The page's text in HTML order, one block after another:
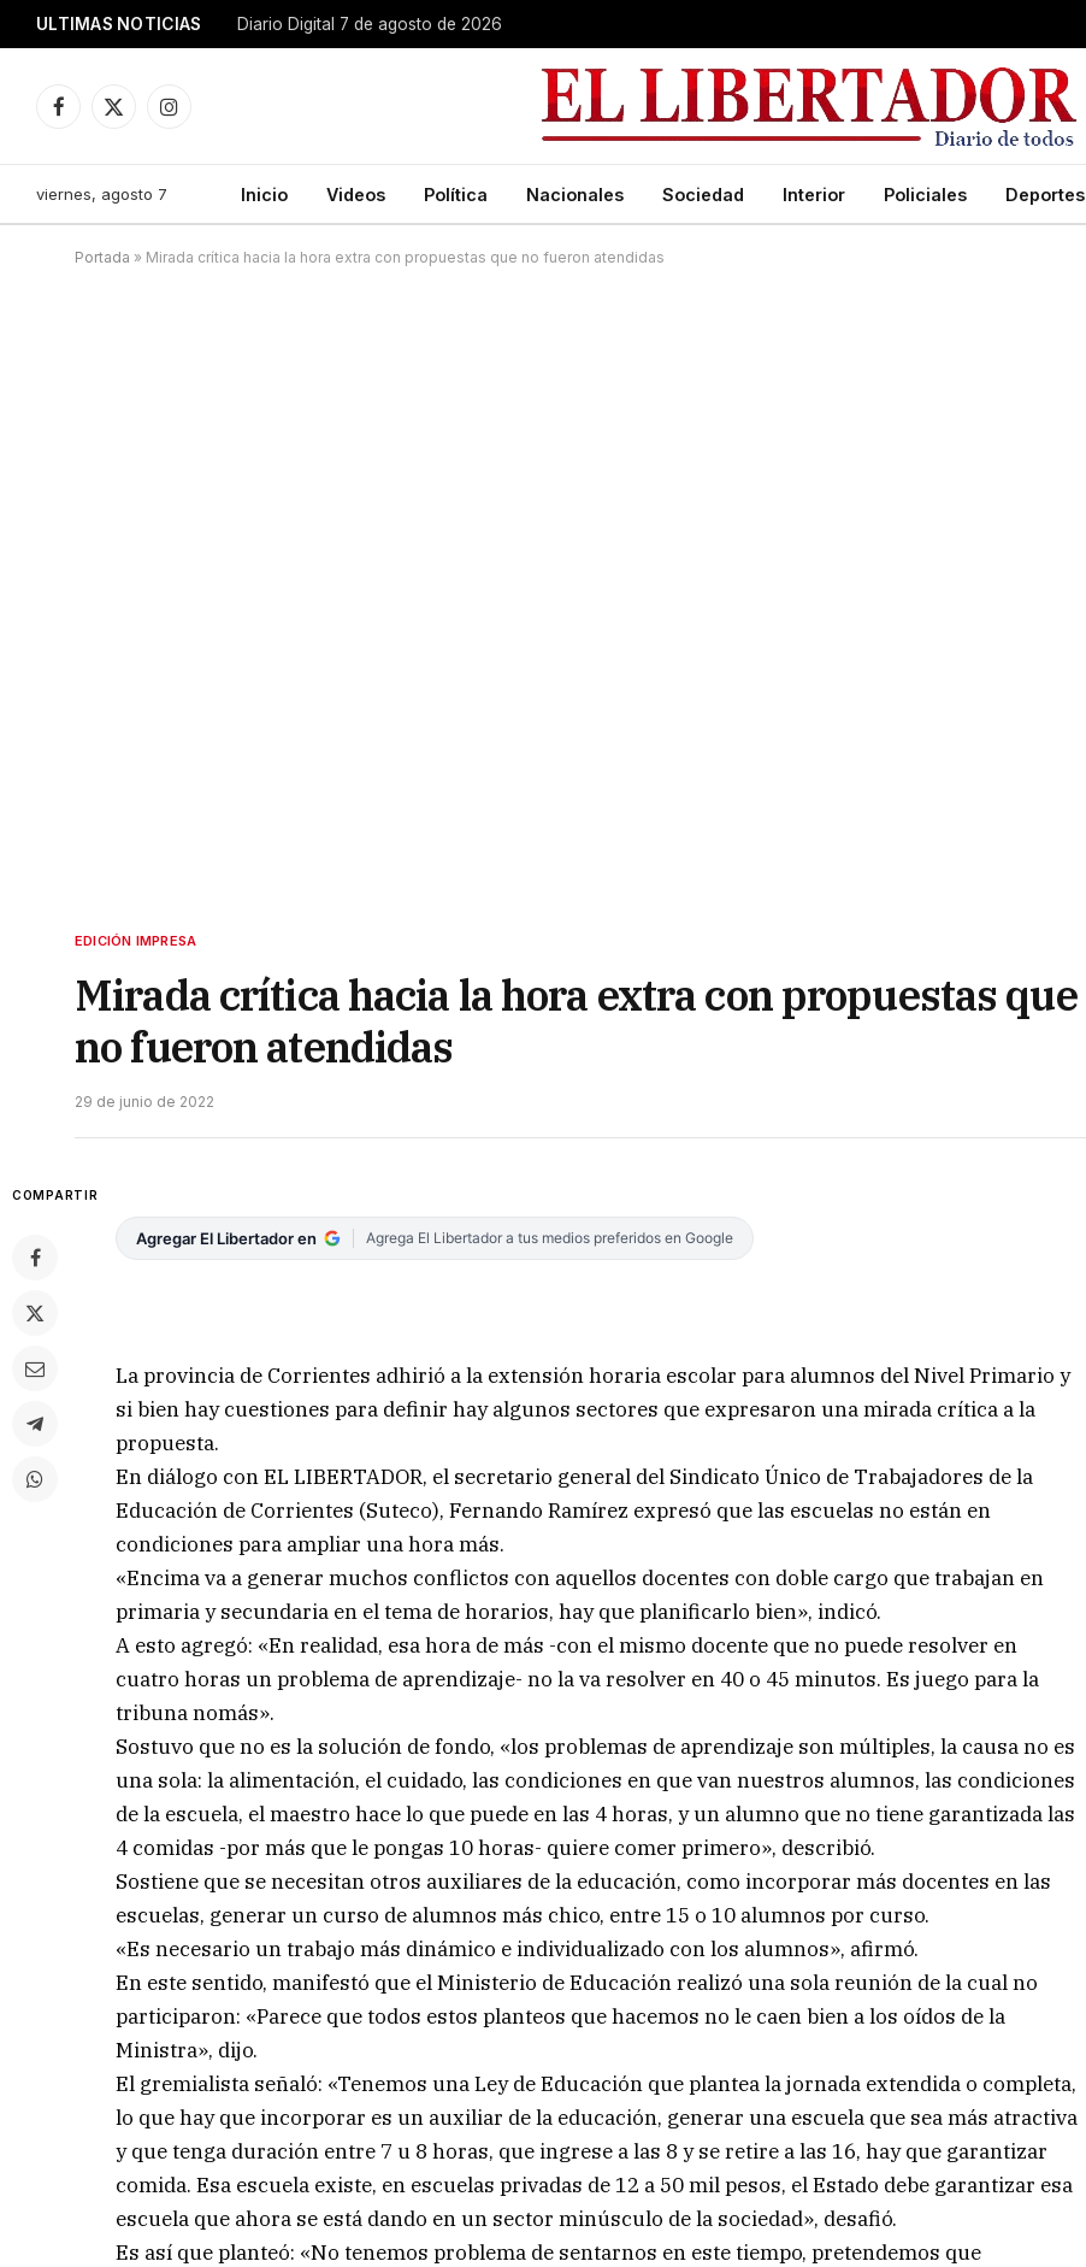
ULTIMAS NOTICIAS Diario Digital 7 de agosto de 2026
Facebook
X
Instagram
viernes, agosto 7 Inicio Videos Política Nacionales Sociedad Interior Policiales Deportes
Portada » Mirada crítica hacia la hora extra con propuestas que no fueron atendidas
EDICIÓN IMPRESA
Mirada crítica hacia la hora extra con propuestas que
no fueron atendidas
29 de junio de 2022
COMPARTIR
Agregar El Libertador en Agrega El Libertador a tus medios preferidos en Google
La provincia de Corrientes adhirió a la extensión horaria escolar para alumnos del Nivel Primario y
si bien hay cuestiones para definir hay algunos sectores que expresaron una mirada crítica a la
propuesta.
En diálogo con EL LIBERTADOR, el secretario general del Sindicato Único de Trabajadores de la
Educación de Corrientes (Suteco), Fernando Ramírez expresó que las escuelas no están en
condiciones para ampliar una hora más.
«Encima va a generar muchos conflictos con aquellos docentes con doble cargo que trabajan en
primaria y secundaria en el tema de horarios, hay que planificarlo bien», indicó.
A esto agregó: «En realidad, esa hora de más -con el mismo docente que no puede resolver en
cuatro horas un problema de aprendizaje- no la va resolver en 40 o 45 minutos. Es juego para la
tribuna nomás».
Sostuvo que no es la solución de fondo, «los problemas de aprendizaje son múltiples, la causa no es
una sola: la alimentación, el cuidado, las condiciones en que van nuestros alumnos, las condiciones
de la escuela, el maestro hace lo que puede en las 4 horas, y un alumno que no tiene garantizada las
4 comidas -por más que le pongas 10 horas- quiere comer primero», describió.
Sostiene que se necesitan otros auxiliares de la educación, como incorporar más docentes en las
escuelas, generar un curso de alumnos más chico, entre 15 o 10 alumnos por curso.
«Es necesario un trabajo más dinámico e individualizado con los alumnos», afirmó.
En este sentido, manifestó que el Ministerio de Educación realizó una sola reunión de la cual no
participaron: «Parece que todos estos planteos que hacemos no le caen bien a los oídos de la
Ministra», dijo.
El gremialista señaló: «Tenemos una Ley de Educación que plantea la jornada extendida o completa,
lo que hay que incorporar es un auxiliar de la educación, generar una escuela que sea más atractiva
y que tenga duración entre 7 u 8 horas, que ingrese a las 8 y se retire a las 16, hay que garantizar
comida. Esa escuela existe, en escuelas privadas de 12 a 50 mil pesos, el Estado debe garantizar esa
escuela que ahora se está dando en un sector minúsculo de la sociedad», desafió.
Es así que planteó: «No tenemos problema de sentarnos en este tiempo, pretendemos que